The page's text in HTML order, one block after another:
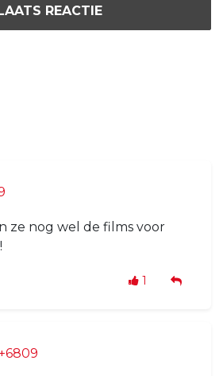
REACTIE
ze nog wel de films voor
1